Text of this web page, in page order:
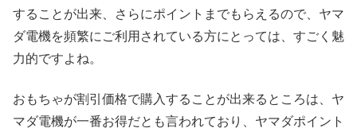
することが出来、さらにポイントまでもらえるので、ヤマ
ダ電機を頻繁にご利用されている方にとっては、すごく魅
力的ですよね。
おもちゃが割引価格で購入することが出来るところは、ヤ
マダ電機が一番お得だとも言われており、ヤマダポイント